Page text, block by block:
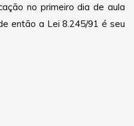
no primeiro dia de aula
então a Lei 8.245/91 é seu